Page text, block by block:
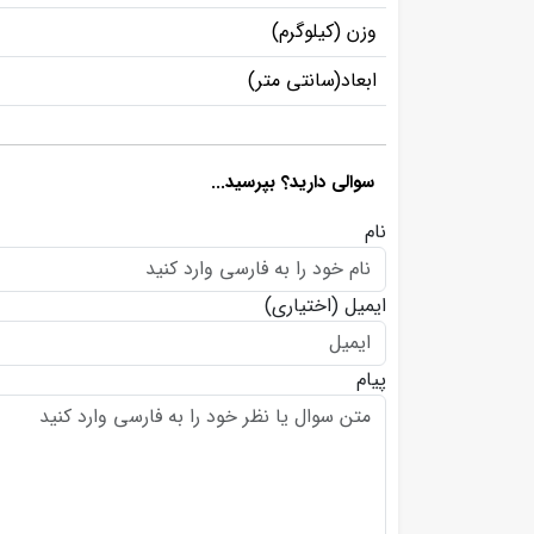
وزن (کیلوگرم)
ابعاد(سانتی متر)
سوالی دارید؟ بپرسید...
نام
ایمیل (اختیاری)
پیام